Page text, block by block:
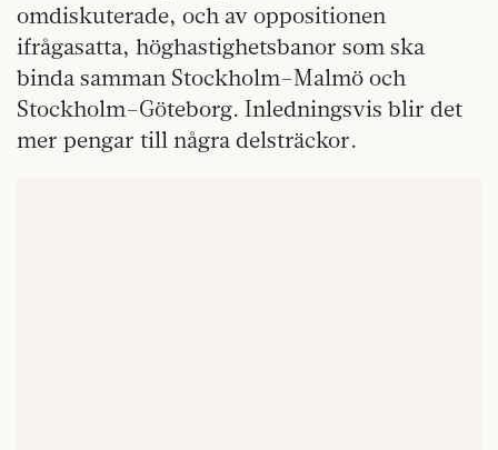
omdiskuterade, och av oppositionen
ifrågasatta, höghastighetsbanor som ska
binda samman Stockholm–Malmö och
Stockholm–Göteborg. Inledningsvis blir det
mer pengar till några delsträckor.